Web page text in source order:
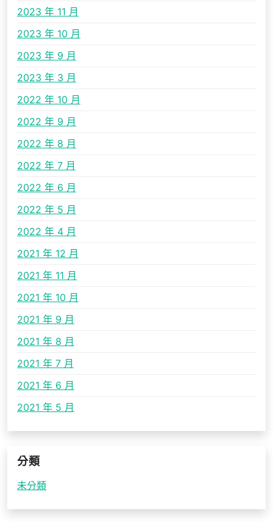
2023 年 11 月
2023 年 10 月
2023 年 9 月
2023 年 3 月
2022 年 10 月
2022 年 9 月
2022 年 8 月
2022 年 7 月
2022 年 6 月
2022 年 5 月
2022 年 4 月
2021 年 12 月
2021 年 11 月
2021 年 10 月
2021 年 9 月
2021 年 8 月
2021 年 7 月
2021 年 6 月
2021 年 5 月
分類
未分類